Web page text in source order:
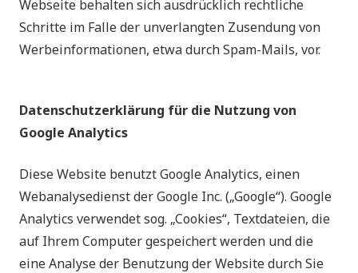
Webseite behalten sich ausdrücklich rechtliche
Schritte im Falle der unverlangten Zusendung von
Werbeinformationen, etwa durch Spam-Mails, vor.
Datenschutzerklärung für die Nutzung von
Google Analytics
Diese Website benutzt Google Analytics, einen
Webanalysedienst der Google Inc. („Google“). Google
Analytics verwendet sog. „Cookies“, Textdateien, die
auf Ihrem Computer gespeichert werden und die
eine Analyse der Benutzung der Website durch Sie